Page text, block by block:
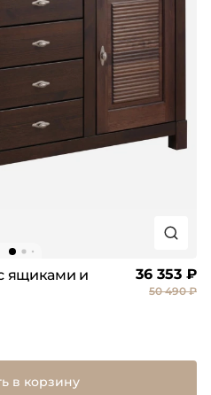
ящиками и
36 353 ₽
50 490 ₽
в корзину